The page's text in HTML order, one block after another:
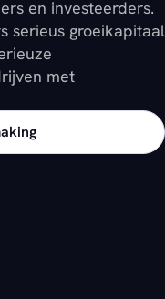
en investeerders.
serieus groeikapitaal
met